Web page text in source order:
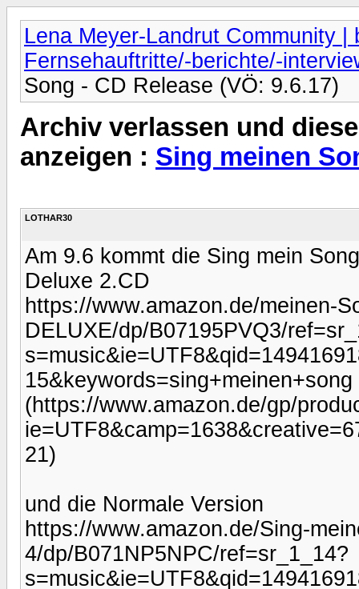
Lena Meyer-Landrut Community |
Fernsehauftritte/-berichte/-
Song - CD Release (VÖ: 9.6.17)
Archiv verlassen und
anzeigen : Sing meinen
LOTHAR30
Am 9.6 kommt die Sing mein
Deluxe 2.CD
https://www.amazon.de/meinen-
DELUXE/dp/B07195PVQ3/
15&keywords=sing+meinen+song
(https://www.amazon.de/gp/
21)
und die Normale Version
https://www.amazon.de/Sing-
4/dp/B071NP5NPC/ref=sr_1_14?